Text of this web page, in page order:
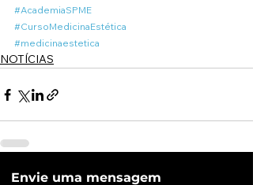
#AcademiaSPME
#CursoMedicinaEstética
#medicinaestetica
NOTÍCIAS
Envie uma mensagem